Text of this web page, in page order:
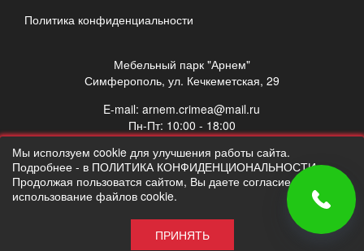
Политика конфиденциальности
Мебельный парк "Арнем"
Симферополь, ул. Кечкеметская, 29
E-mail:arnem.crimea@mail.ru
Пн-Пт: 10:00 - 18:00
Сб: 10:00 - 17:00
Вс: выходной
Мы исползуем cookie для улучшения работы сайта.
Подробнее - в ПОЛИТИКА КОНФИДЕНЦИОНАЛЬНОСТИ.
Продолжая пользоватся сайтом, Вы даете согласие на
использование файлов cookie.
ПРИНЯТЬ